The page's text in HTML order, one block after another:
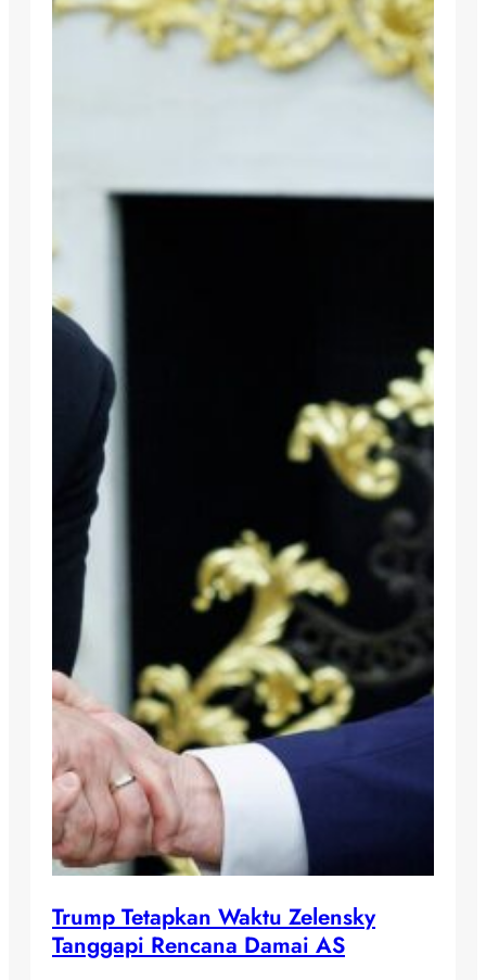
Trump Tetapkan Waktu Zelensky
Tanggapi Rencana Damai AS